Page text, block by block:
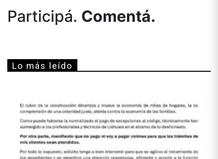
Participá. Comentá.
Lo más leído